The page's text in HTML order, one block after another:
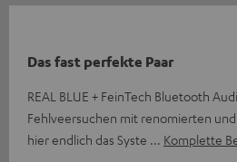
Das fast perfekte Paar
REAL BLUE + FeinTech Bluetooth
Fehlveersuchen mit renomierten
hier endlich das Syste
Komplette